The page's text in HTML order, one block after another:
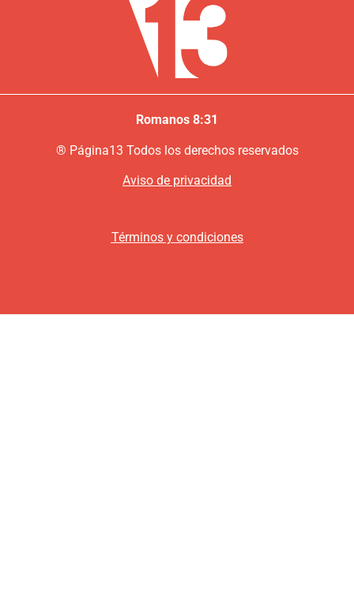
Romanos 8:31
® Página13 Todos los derechos reservados
Aviso de privacidad
Términos y condiciones